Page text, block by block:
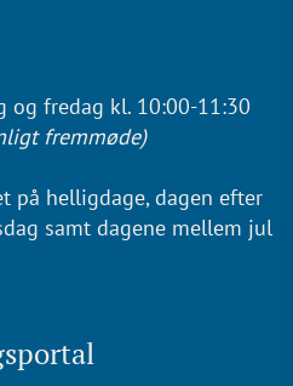
og fredag kl. 10:00-11:30
fremmøde)
på helligdage, dagen efter
samt dagene mellem jul